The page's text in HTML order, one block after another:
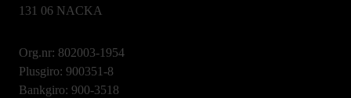
131 06 NACKA
Org.nr: 802003-1954
Plusgiro: 900351-8
Bankgiro: 900-3518